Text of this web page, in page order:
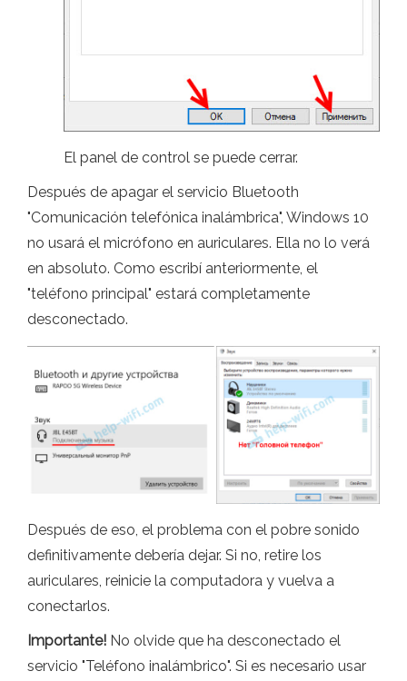
El panel de control se puede cerrar.
Después de apagar el servicio Bluetooth
"Comunicación telefónica inalámbrica", Windows 10
no usará el micrófono en auriculares. Ella no lo verá
en absoluto. Como escribí anteriormente, el
"teléfono principal" estará completamente
desconectado.
Después de eso, el problema con el pobre sonido
definitivamente debería dejar. Si no, retire los
auriculares, reinicie la computadora y vuelva a
conectarlos.
Importante! No olvide que ha desconectado el
servicio "Teléfono inalámbrico". Si es necesario usar